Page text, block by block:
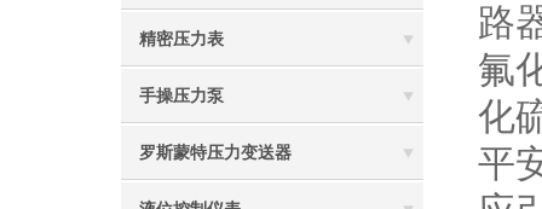
精密压力表
手操压力泵
罗斯蒙特压力变送器
路
氟
化
平